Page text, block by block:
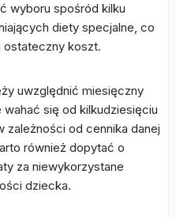
wyboru spośród kilku
diety specjalne, co
ostateczny koszt.
uwzględnić miesięczny
się od kilkudziesięciu
zależności od cennika danej
również dopytać o
za niewykorzystane
dziecka.